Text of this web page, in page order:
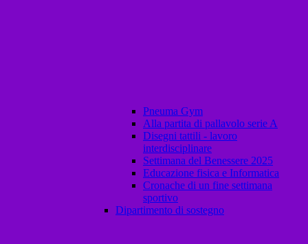
Pneuma Gym
Alla partita di pallavolo serie A
Disegni tattili - lavoro
interdisciplinare
Settimana del Benessere 2025
Educazione fisica e Informatica
Cronache di un fine settimana
sportivo
Dipartimento di sostegno